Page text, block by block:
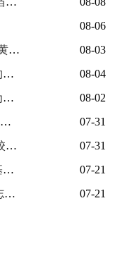
08-06
我校5个项目成功入围第三届德州市黄炎培职业教育创新创业大赛决赛
08-03
求职能力实训进校园暨校地服务签约仪式在我校举行
08-04
从新青年音乐节到群星演唱会——为什么又是德工？
08-02
致敬退役军人 凝聚奋进力量 —— 我校开展 “八一建军节” 拥军茶话会
07-31
校地携手赋能就业 求职能力实训进校园暨校地服务签约仪式在我校顺利举行
07-31
实干争先显担当！我校多名党员、基层党组织获市级表彰！
07-21
报考代码E857！德州工程职业学院志愿填报指南
07-21